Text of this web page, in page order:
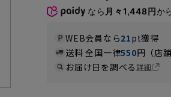
なら 月々1,448円か
WEB会員なら21pt獲得
送料 全国一律550円（店
お届け日を調べる詳細